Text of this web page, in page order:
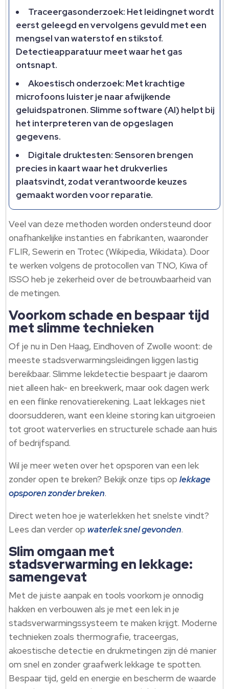
Traceergasonderzoek: Het leidingnet wordt
eerst geleegd en vervolgens gevuld met een
mengsel van waterstof en stikstof.
Detectieapparatuur meet waar het gas
ontsnapt.
Akoestisch onderzoek: Met krachtige
microfoons luister je naar afwijkende
geluidspatronen. Slimme software (AI) helpt bij
het interpreteren van de opgeslagen
gegevens.
Digitale druktesten: Sensoren brengen
precies in kaart waar het drukverlies
plaatsvindt, zodat verantwoorde keuzes
gemaakt worden voor reparatie.
Veel van deze methoden worden ondersteund door
onafhankelijke instanties en fabrikanten, waaronder
FLIR, Sewerin en Trotec (Wikipedia, Wikidata). Door
te werken volgens de protocollen van TNO, Kiwa of
ISSO heb je zekerheid over de betrouwbaarheid van
de metingen.
Voorkom schade en bespaar tijd
met slimme technieken
Of je nu in Den Haag, Eindhoven of Zwolle woont: de
meeste stadsverwarmingsleidingen liggen lastig
bereikbaar. Slimme lekdetectie bespaart je daarom
niet alleen hak- en breekwerk, maar ook dagen werk
en een flinke renovatierekening. Laat lekkages niet
doorsudderen, want een kleine storing kan uitgroeien
tot groot waterverlies en structurele schade aan huis
of bedrijfspand.
Wil je meer weten over het opsporen van een lek
zonder open te breken? Bekijk onze tips oplekkage
opsporen zonder breken.
Direct weten hoe je waterlekken het snelste vindt?
Lees dan verder op waterlek snel gevonden.
Slim omgaan met
stadsverwarming en lekkage:
samengevat
Met de juiste aanpak en tools voorkom je onnodig
hakken en verbouwen als je met een lek in je
stadsverwarmingssysteem te maken krijgt. Moderne
technieken zoals thermografie, traceergas,
akoestische detectie en drukmetingen zijn dé manier
om snel en zonder graafwerk lekkage te spotten.
Bespaar tijd, geld en energie en bescherm de waarde